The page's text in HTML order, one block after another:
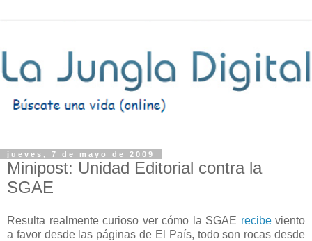
jueves, 7 de mayo de 2009
Minipost: Unidad Editorial contra la
SGAE
Resulta realmente curioso ver cómo la SGAE recibeviento
a favor desde las páginas de El País, todo son rocas desde